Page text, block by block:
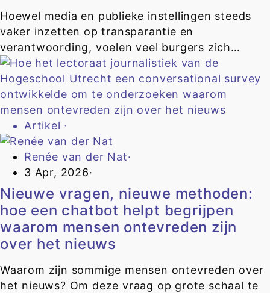
Hoewel media en publieke instellingen steeds
vaker inzetten op transparantie en
verantwoording, voelen veel burgers zich…
Artikel ·
Renée van der Nat·
3 Apr, 2026·
Nieuwe vragen, nieuwe methoden:
hoe een chatbot helpt begrijpen
waarom mensen ontevreden zijn
over het nieuws
Waarom zijn sommige mensen ontevreden over
het nieuws? Om deze vraag op grote schaal te